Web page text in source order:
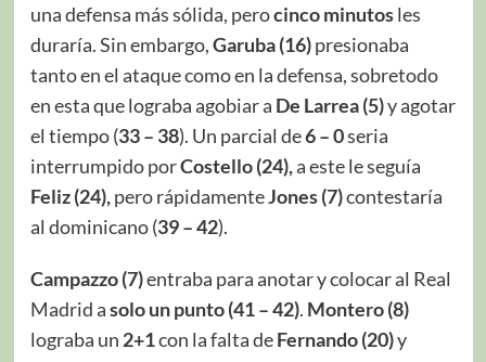
una defensa más sólida, perocinco minutosles
duraría. Sin embargo,Garuba (16)presionaba
tanto en el ataque como en la defensa, sobretodo
en esta que lograba agobiar a De Larrea (5)y agotar
el tiempo (33 – 38). Un parcial de6 – 0seria
interrumpido porCostello (24),a este le seguía
Feliz (24),pero rápidamenteJones (7)contestaría
al dominicano (39 – 42).
Campazzo (7)entraba para anotar y colocar al Real
Madrid asolo un punto (41 – 42). Montero (8)
lograba un 2+1con la falta deFernando (20)y